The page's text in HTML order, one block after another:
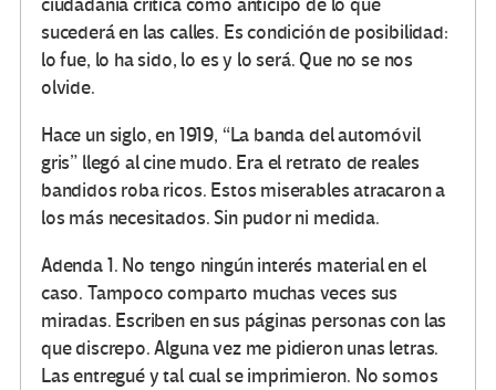
ciudadanía crítica como anticipo de lo que
sucederá en las calles. Es condición de posibilidad:
lo fue, lo ha sido, lo es y lo será. Que no se nos
olvide.
Hace un siglo, en 1919, “La banda del automóvil
gris” llegó al cine mudo. Era el retrato de reales
bandidos roba ricos. Estos miserables atracaron a
los más necesitados. Sin pudor ni medida.
Adenda 1. No tengo ningún interés material en el
caso. Tampoco comparto muchas veces sus
miradas. Escriben en sus páginas personas con las
que discrepo. Alguna vez me pidieron unas letras.
Las entregué y tal cual se imprimieron. No somos